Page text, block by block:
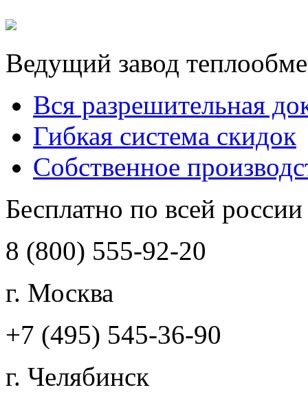
Ведущий завод
Вся разрешительная
Гибкая система скидок
Собственное
Бесплатно по всей россии
8 (800) 555-92-20
г. Москва
+7 (495) 545-36-90
г. Челябинск